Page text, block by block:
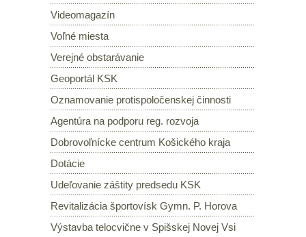
Videomagazín
Voľné miesta
Verejné obstarávanie
Geoportál KSK
Oznamovanie protispoločenskej činnosti
Agentúra na podporu reg. rozvoja
Dobrovoľnícke centrum Košického kraja
Dotácie
Udeľovanie záštity predsedu KSK
Revitalizácia športovísk Gymn. P. Horova
Výstavba telocvične v Spišskej Novej Vsi